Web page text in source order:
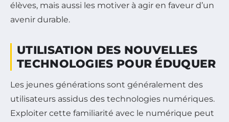
élèves, mais aussi les motiver à agir en faveur d’un
avenir durable.
UTILISATION DES NOUVELLES
TECHNOLOGIES POUR ÉDUQUER
Les jeunes générations sont généralement des
utilisateurs assidus des technologies numériques.
Exploiter cette familiarité avec le numérique peut